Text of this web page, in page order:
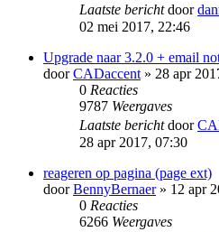
Laatste berichtdoor
02 mei 2017, 22:46
Upgrade naar 3.2.0 + email
doorCADaccent» 28 apr
0 Reacties
9787 Weergaves
Laatste berichtdoor
28 apr 2017, 07:30
reageren op pagina (page ext)
doorBennyBernaer» 12 apr
0 Reacties
6266 Weergaves